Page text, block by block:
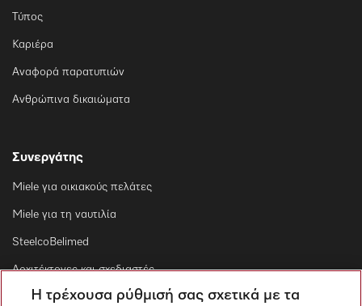
Τύπος
Καριέρα
Αναφορά παρατυπιών
Ανθρώπινα δικαιώματα
Συνεργάτης
Miele για οικιακούς πελάτες
Miele για τη ναυτιλία
SteelcoBelimed
Αρχιτέκτονες και σχεδιαστές
Για εμπορικούς συνεργάτες
Η τρέχουσα ρύθμισή σας σχετικά με τα